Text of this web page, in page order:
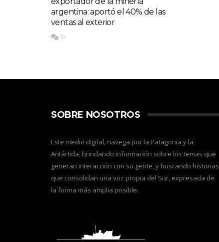
argentina: aportó el 40% de las
ventas al exterior
0
SOBRE NOSOTROS
Este medio digital, navega por la Patagonia y la
Antártida, brindando información sobre los temas que
generan interacción con su gente, y buscando historias
que consolidan una voz propia del Sur, expresada de
la forma más amplia posible.